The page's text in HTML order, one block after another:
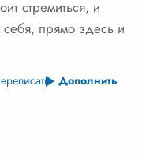
стремиться, и
себя, прямо здесь и
Дополнить